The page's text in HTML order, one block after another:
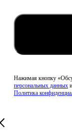
Нажимая кнопку
персональных данных и
Политика